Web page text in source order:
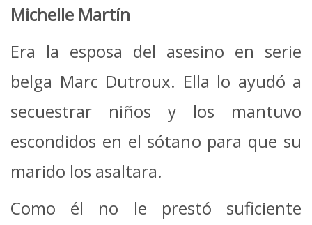
Michelle Martín
Era la esposa del asesino en serie
belga Marc Dutroux. Ella lo ayudó a
secuestrar niños y los mantuvo
escondidos en el sótano para que su
marido los asaltara.
Como él no le prestó suficiente